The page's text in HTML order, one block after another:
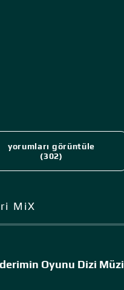
yorumları görüntüle
(302)
MiX
Oyunu Dizi